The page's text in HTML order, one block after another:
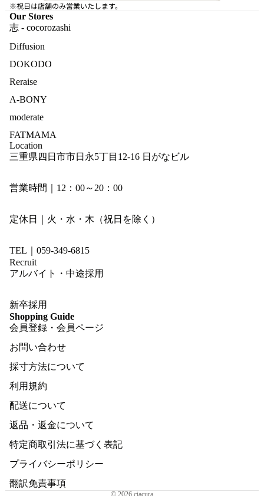
※祝日は店舗のみ営業いたします。
Our Stores
志 - cocorozashi
Diffusion
DOKODO
Reraise
A-BONY
moderate
FATMAMA
Location
三重県四日市市日永5丁目12-16 日がなビル
営業時間｜12：00～20：00
定休日｜火・水・木（祝日を除く）
TEL｜059-349-6815
Recruit
アルバイト・中途採用
新卒採用
Shopping Guide
会員登録・会員ページ
お問い合わせ
採寸方法について
利用規約
配送について
返品・返金について
特定商取引法に基づく表記
プライバシーポリシー
翻訳免責事項
© 2026 ciacura